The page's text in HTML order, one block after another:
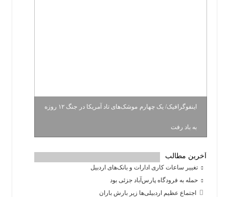
اینفوگرافیک/ یک چهارم موشک‌های تاد آمریکا در جنگ ۱۲ روزه
به باد رفت
آخرین مطالب
تغییر ساعات کاری ادارات و بانک‌های اردبیل
حمله به فرودگاه پارس‌‌آباد جزئی بود
اجتماع عظیم اردبیلی‌ها زیر بارش باران